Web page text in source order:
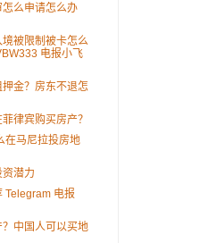
么申请怎么办
被限制被卡怎么
电报小飞
金？房东不退怎
律宾购买房产？
在马尼拉投房地
潜力
Telegram 电报
中国人可以买地